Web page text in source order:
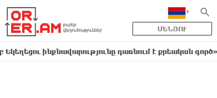
ՄԵՆՅՈՒ
ինքնավարությունը դառնում է քրեական գործ»․